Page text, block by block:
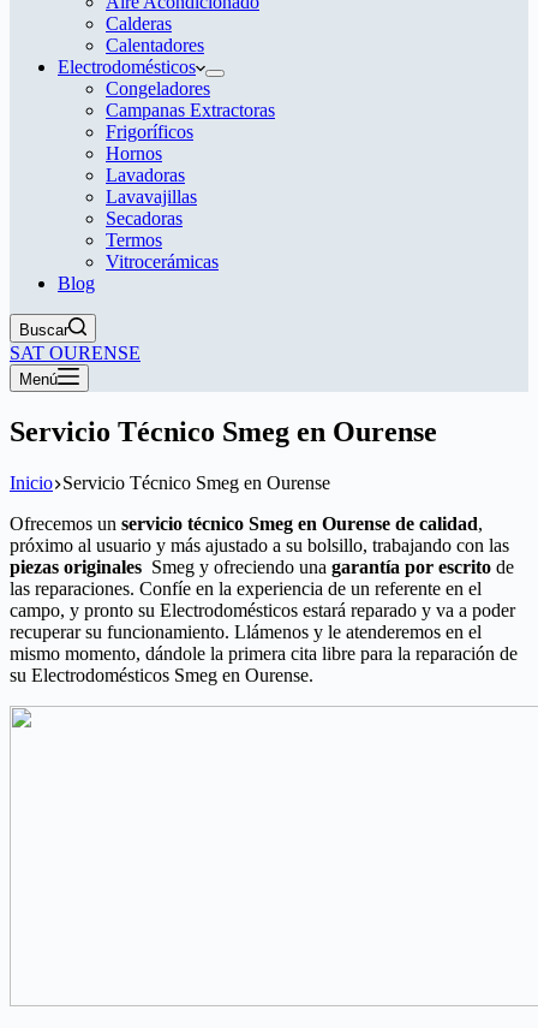
Calderas
Calentadores
Electrodomésticos
Congeladores
Campanas Extractoras
Frigoríficos
Hornos
Lavadoras
Lavavajillas
Secadoras
Termos
Vitrocerámicas
Blog
Buscar
SAT OURENSE
Menú
Servicio Técnico Smeg en Ourense
Inicio Servicio Técnico Smeg en Ourense
Ofrecemos un servicio técnico Smeg en Ourense de calidad,
próximo al usuario y más ajustado a su bolsillo, trabajando con las
piezas originales Smeg y ofreciendo una garantía por escrito de
las reparaciones. Confíe en la experiencia de un referente en el
campo, y pronto su Electrodomésticos estará reparado y va a poder
recuperar su funcionamiento. Llámenos y le atenderemos en el
mismo momento, dándole la primera cita libre para la reparación de
su Electrodomésticos Smeg en Ourense.